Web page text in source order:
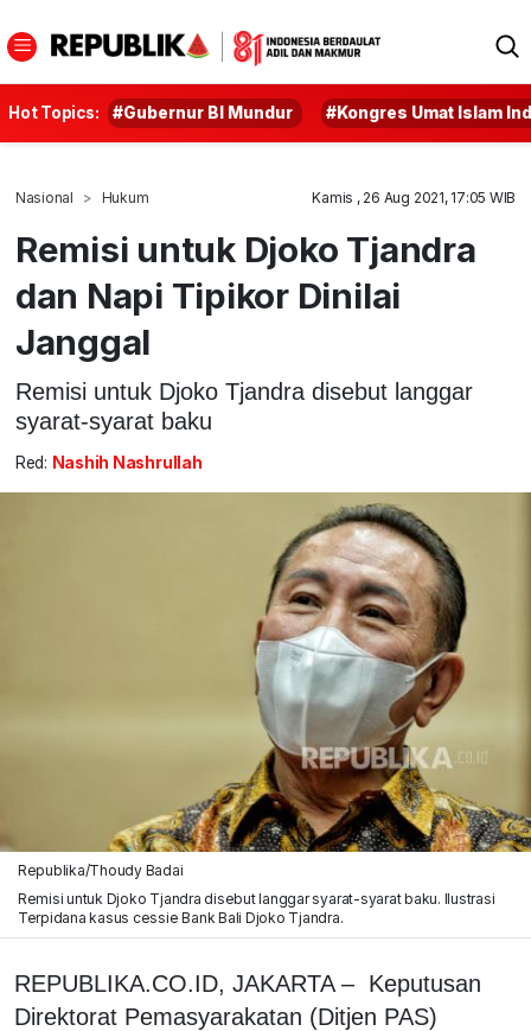
Hot Topics: #Gubernur BI Mundur #Kongres Umat Islam
Nasional Hukum Kamis , 26 Aug 2021, 17:05 WIB
Remisi untuk Djoko Tjandra
dan Napi Tipikor Dinilai
Janggal
Remisi untuk Djoko Tjandra disebut langgar
syarat-syarat baku
Red: Nashih Nashrullah
Republika/Thoudy Badai
Remisi untuk Djoko Tjandra disebut langgar syarat-syarat baku. Ilustrasi
Terpidana kasus cessie Bank Bali Djoko Tjandra.
REPUBLIKA.CO.ID, JAKARTA – Keputusan
Direktorat Pemasyarakatan (Ditjen PAS)